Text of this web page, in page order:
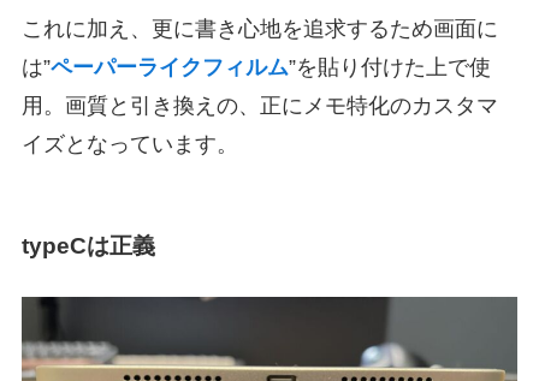
これに加え、更に書き心地を追求するため画面に
は”ペーパーライクフィルム”を貼り付けた上で使
用。画質と引き換えの、正にメモ特化のカスタマ
イズとなっています。
typeCは正義